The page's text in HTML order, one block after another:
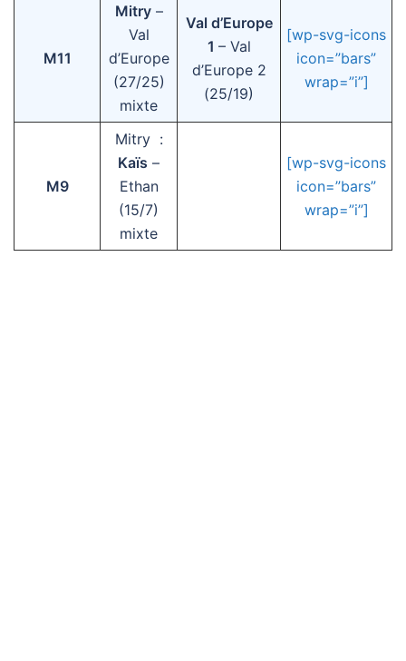
M11
Mitry–
Val
d’Europe
(27/25)
mixte
Val d’Europe
1 – Val
d’Europe 2
(25/19)
[wp-svg-icons
icon=”bars”
wrap=”i”]
M9
Mitry :
Kaïs –
Ethan
(15/7)
mixte
[wp-svg-icons
icon=”bars”
wrap=”i”]